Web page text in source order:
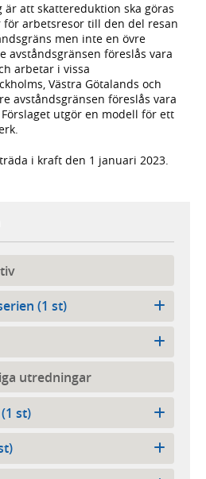
är att skattereduktion ska göras
arbetsresor till den del resan
men inte en övre
avståndsgränsen föreslås vara
arbetar i vissa
Västra Götalands och
avståndsgränsen föreslås vara
utgör en modell för ett
i kraft den 1 januari 2023.
(1 st)
utredningar
st)